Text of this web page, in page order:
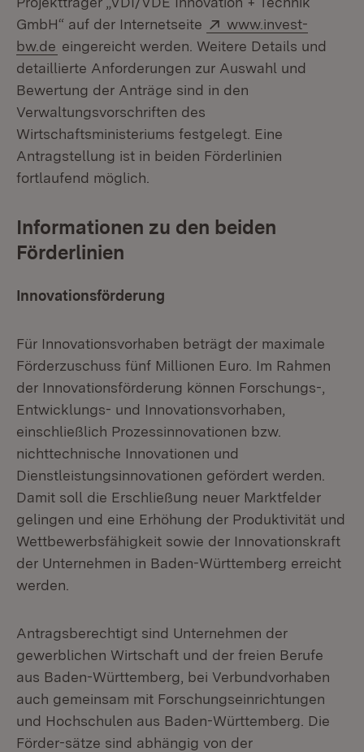
GmbH“ auf der Internetseite
Extern:
www.invest-
bw.de (Öffnet in neuem Fenster)
eingereicht werden. Weitere Details und
detaillierte Anforderungen zur Auswahl und
Bewertung der Anträge sind in den
Verwaltungsvorschriften des
Wirtschaftsministeriums festgelegt. Eine
Antragstellung ist in beiden Förderlinien
fortlaufend möglich.
Informationen zu den beiden
Förderlinien
Innovationsförderung
Für Innovationsvorhaben beträgt der maximale
Förderzuschuss fünf Millionen Euro. Im Rahmen
der Innovationsförderung können Forschungs-,
Entwicklungs- und Innovationsvorhaben,
einschließlich Prozessinnovationen bzw.
nichttechnische Innovationen und
Dienstleistungsinnovationen gefördert werden.
Damit soll die Erschließung neuer Marktfelder
gelingen und eine Erhöhung der Produktivität und
Wettbewerbsfähigkeit sowie der Innovationskraft
der Unternehmen in Baden-Württemberg erreicht
werden.
Antragsberechtigt sind Unternehmen der
gewerblichen Wirtschaft und der freien Berufe
aus Baden-Württemberg, bei Verbundvorhaben
auch gemeinsam mit Forschungseinrichtungen
und Hochschulen aus Baden-Württemberg. Die
Förder-sätze sind abhängig von der